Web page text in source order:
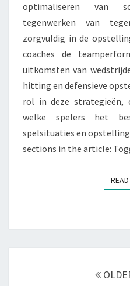
optimaliseren van
tegenwerken van
zorgvuldig in de
coaches de
uitkomsten van
hitting en defensieve
rol in deze strategieën,
welke spelers het
spelsituaties en
sections in the article: